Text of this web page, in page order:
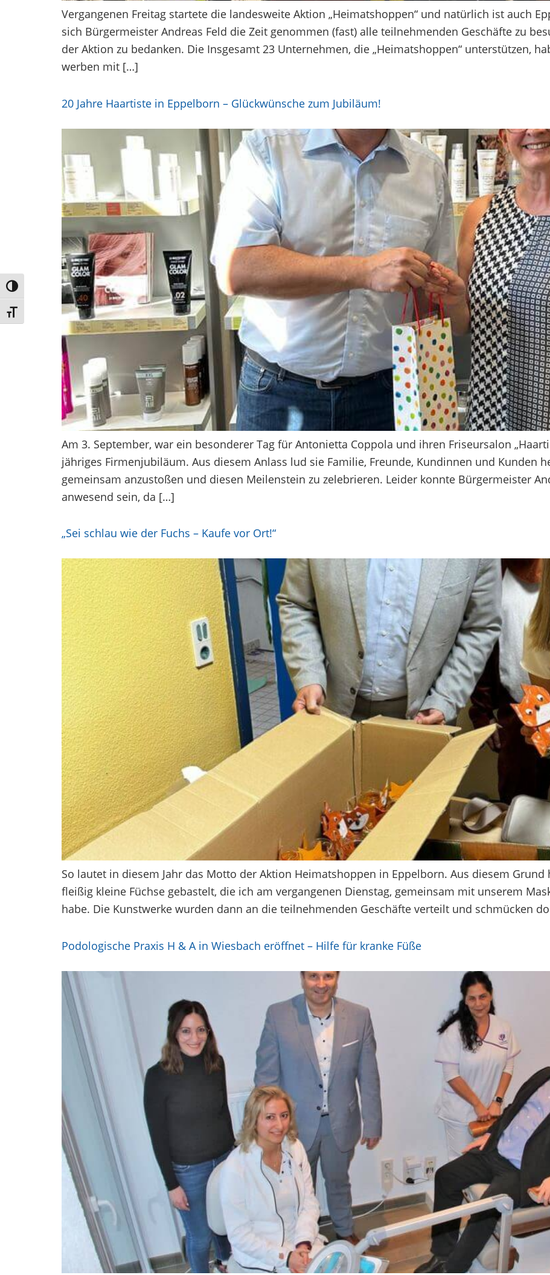
Umschalten auf hohe Kontraste
Schrift vergrößern
Vergangenen Freitag startete die landesweite Aktion „Heimatshoppen“ und natürlich ist auch
sich Bürgermeister Andreas Feld die Zeit genommen (fast) alle teilnehmenden Geschäfte zu
der Aktion zu bedanken. Die Insgesamt 23 Unternehmen, die „Heimatshoppen“ unterstützen,
werben mit […]
20 Jahre Haartiste in Eppelborn – Glückwünsche zum Jubiläum!
Am 3. September, war ein besonderer Tag für Antonietta Coppola und ihren Friseursalon
jähriges Firmenjubiläum. Aus diesem Anlass lud sie Familie, Freunde, Kundinnen und Kunden
gemeinsam anzustoßen und diesen Meilenstein zu zelebrieren. Leider konnte Bürgermeister
anwesend sein, da […]
„Sei schlau wie der Fuchs – Kaufe vor Ort!“
So lautet in diesem Jahr das Motto der Aktion Heimatshoppen in Eppelborn. Aus diesem
fleißig kleine Füchse gebastelt, die ich am vergangenen Dienstag, gemeinsam mit unserem
habe. Die Kunstwerke wurden dann an die teilnehmenden Geschäfte verteilt und schmücken
Podologische Praxis H & A in Wiesbach eröffnet – Hilfe für kranke Füße